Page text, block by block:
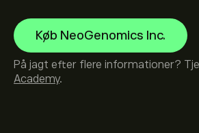
Køb NeoGenomics Inc.
På jagt efter flere informationer?
Academy.